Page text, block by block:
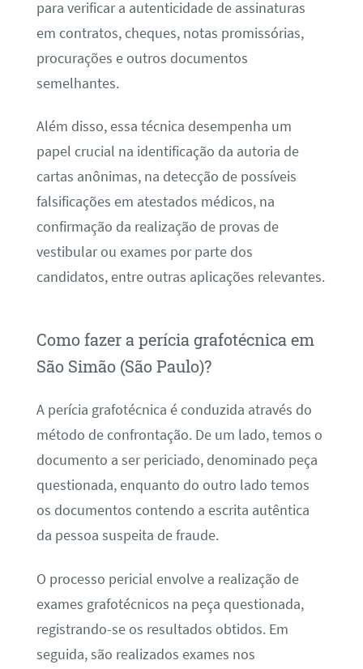
para verificar a autenticidade de assinaturas
em contratos, cheques, notas promissórias,
procurações e outros documentos
semelhantes.
Além disso, essa técnica desempenha um
papel crucial na identificação da autoria de
cartas anônimas, na detecção de possíveis
falsificações em atestados médicos, na
confirmação da realização de provas de
vestibular ou exames por parte dos
candidatos, entre outras aplicações relevantes.
Como fazer a perícia grafotécnica em
São Simão (São Paulo)?
A perícia grafotécnica é conduzida através do
método de confrontação. De um lado, temos o
documento a ser periciado, denominado peça
questionada, enquanto do outro lado temos
os documentos contendo a escrita autêntica
da pessoa suspeita de fraude.
O processo pericial envolve a realização de
exames grafotécnicos na peça questionada,
registrando-se os resultados obtidos. Em
seguida, são realizados exames nos